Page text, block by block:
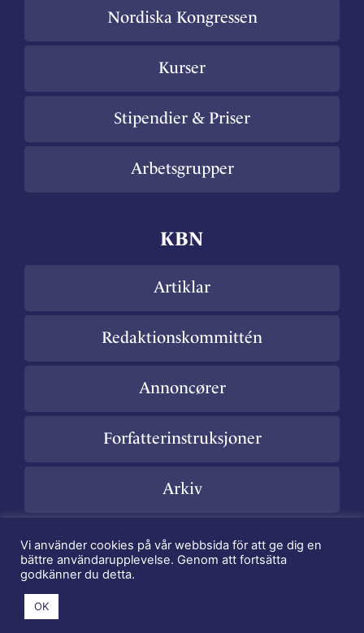
Nordiska Kongressen
Kurser
Stipendier & Priser
Arbetsgrupper
KBN
Artiklar
Redaktionskommittén
Annoncører
Forfatterinstruksjoner
Arkiv
Copyright Nordisk Forening for Klinisk Kemi - Webmaster
Vi använder cookies på vår webbsida för att ge dig en
bättre användarupplevelse. Genom att fortsätta
godkänner du detta.
OK